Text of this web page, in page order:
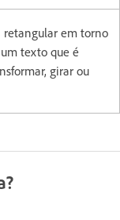
retangular em torno
texto que é
girar ou